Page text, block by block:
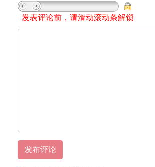
发表评论前，请滑动滚动条解锁